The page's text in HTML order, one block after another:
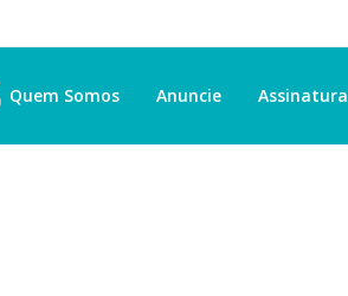
Quem Somos Anuncie Assinatura